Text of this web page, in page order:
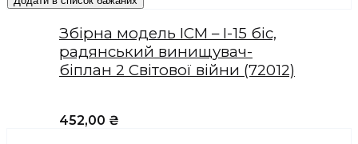
Збірна модель ICM – І-15 біс,
радянський винищувач-
біплан 2 Світової війни (72012)
452,00 ₴